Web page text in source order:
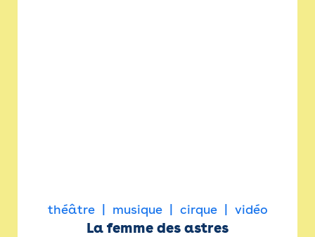
théâtre musique cirque vidéo
La femme des astres